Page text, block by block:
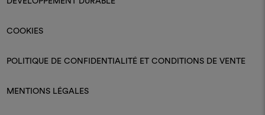
COOKIES
POLITIQUE DE CONFIDENTIALITÉ ET CONDITIONS DE VENTE
MENTIONS LÉGALES